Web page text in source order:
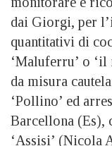
dai Giorgi, per
quantitativi di
‘Maluferru’ o
da misura
‘Pollino’ ed
Barcellona (Es),
‘Assisi’ (Nicola